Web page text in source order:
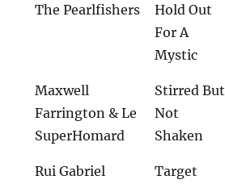
The Pearlfishers
Hold Out
For A
Mystic
Maxwell
Farrington & Le
SuperHomard
Stirred But
Not
Shaken
Rui Gabriel Target